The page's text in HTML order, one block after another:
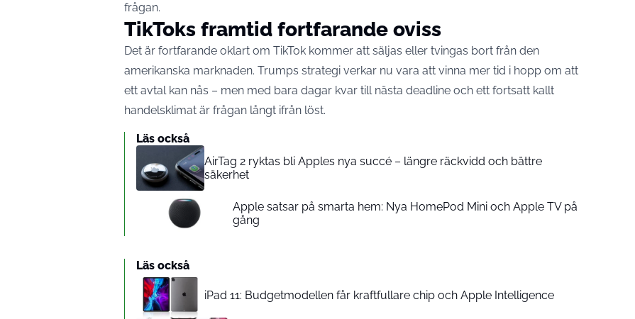
frågan.
TikToks framtid fortfarande oviss
Det är fortfarande oklart om TikTok kommer att säljas eller tvingas bort från den
amerikanska marknaden. Trumps strategi verkar nu vara att vinna mer tid i hopp om att
ett avtal kan nås – men med bara dagar kvar till nästa deadline och ett fortsatt kallt
handelsklimat är frågan långt ifrån löst.
Läs också
AirTag 2 ryktas bli Apples nya succé – längre räckvidd och bättre
säkerhet
Apple satsar på smarta hem: Nya HomePod Mini och Apple TV på
gång
Läs också
iPad 11: Budgetmodellen får kraftfullare chip och Apple Intelligence